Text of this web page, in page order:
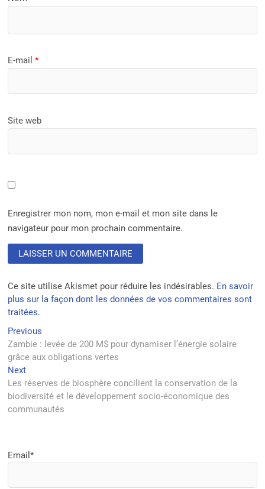
E-mail*
Site web
Enregistrer mon nom, mon e-mail et mon site dans le
navigateur pour mon prochain commentaire.
Ce site utilise Akismet pour réduire les indésirables. En savoir
plus sur la façon dont les données de vos commentaires sont
traitées.
Navigation
de
l’article
Previous
post:
Zambie : levée de 200 M$ pour dynamiser l’énergie solaire
grâce aux obligations vertes
NextNext
post:
Les réserves de biosphère concilient la conservation de la
biodiversité et le développement socio-économique des
communautés
Email*